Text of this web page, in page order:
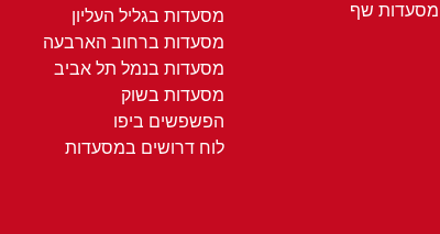
מסעדות שף
מסעדות בגליל העליון
מסעדות ברחוב הארבעה
מסעדות בנמל תל אביב
מסעדות בשוק
הפשפשים ביפו
לוח דרושים במסעדות